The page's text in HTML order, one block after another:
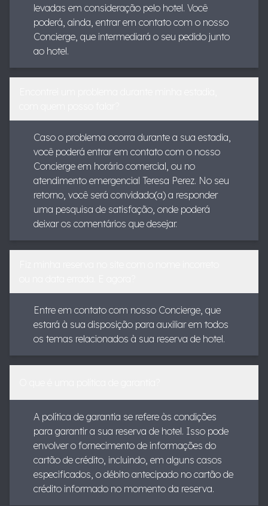
levadas em consideração pelo hotel. Você
poderá, ainda, entrar em contato com o nosso
Concierge, que intermediará o seu pedido junto
ao hotel.
Caso o problema ocorra durante a sua estadia,
você poderá entrar em contato com o nosso
Concierge em horário comercial, ou no
atendimento emergencial Teresa Perez. No seu
retorno, você será convidado(a) a responder
uma pesquisa de satisfação, onde poderá
deixar os comentários que desejar.
Entre em contato com nosso Concierge, que
estará à sua disposição para auxiliar em todos
os temas relacionados à sua reserva de hotel.
A política de garantia se refere às condições
para garantir a sua reserva de hotel. Isso pode
envolver o fornecimento de informações do
cartão de crédito, incluindo, em alguns casos
especificados, o débito antecipado no cartão de
crédito informado no momento da reserva.